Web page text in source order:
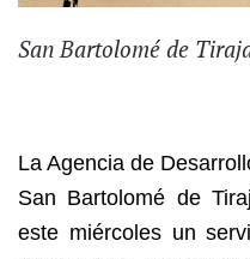
San Bartolomé de
La Agencia de
San Bartolomé de
este miércoles un